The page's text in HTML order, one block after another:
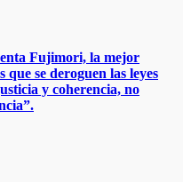
Fujimori, la mejor
se deroguen las leyes
y coherencia, no